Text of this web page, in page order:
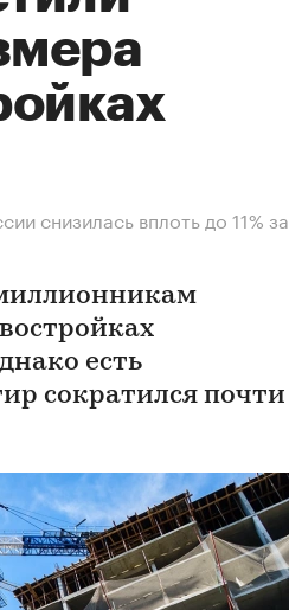
снизилась вплоть до 11% за
есть
сократился почти